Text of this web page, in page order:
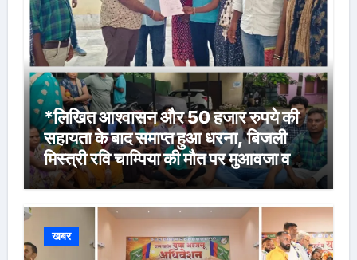
*लिखित आश्वासन और 50 हजार रुपये की
सहायता के बाद समाप्त हुआ धरना, बिजली
मिस्त्री रवि चाम्पिया की मौत पर मुआवजा व
नौकरी की मांग*
खबर